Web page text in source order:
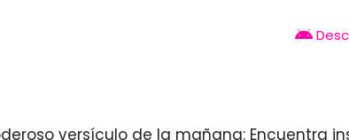
versículo de la mañana: Encuentra